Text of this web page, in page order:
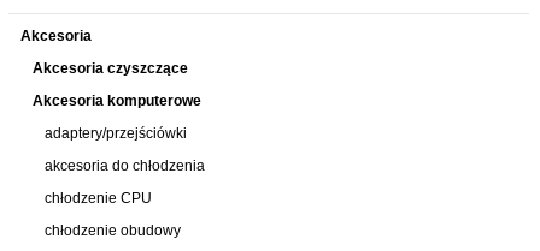
Akcesoria
Akcesoria czyszczące
Akcesoria komputerowe
adaptery/przejściówki
akcesoria do chłodzenia
chłodzenie CPU
chłodzenie obudowy